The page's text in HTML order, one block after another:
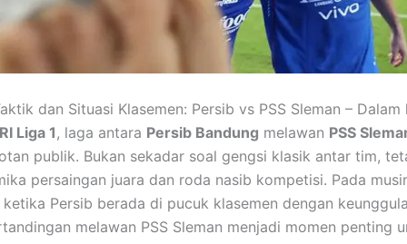
dan Situasi Klasemen: Persib vs PSS Sleman – Dalam
Liga 1 , laga antara Persib Bandung melawan PSS
publik. Bukan sekadar soal gengsi klasik antar tim,
persaingan juara dan roda nasib kompetisi. Pada
Persib berada di pucuk klasemen dengan
melawan PSS Sleman menjadi momen penting